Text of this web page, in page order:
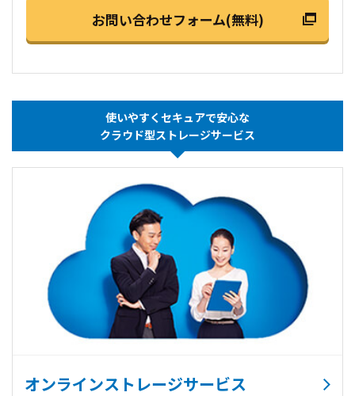
お問い合わせフォーム(無料)
使いやすくセキュアで安心な
クラウド型ストレージサービス
オンラインストレージサービス